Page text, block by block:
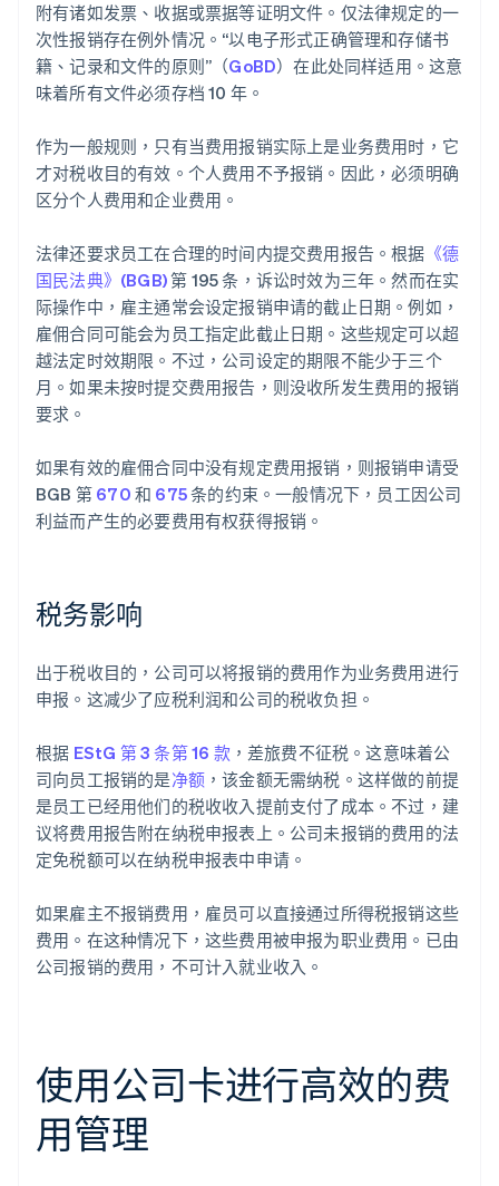
附有诸如发票、收据或票据等证明文件。仅法律规定的一
次性报销存在例外情况。“以电子形式正确管理和存储书
籍、记录和文件的原则”（GoBD）在此处同样适用。这意
味着所有文件必须存档 10 年。
作为一般规则，只有当费用报销实际上是业务费用时，它
才对税收目的有效。个人费用不予报销。因此，必须明确
区分个人费用和企业费用。
法律还要求员工在合理的时间内提交费用报告。根据 《德
国民法典》(BGB)第 195 条，诉讼时效为三年。然而在实
际操作中，雇主通常会设定报销申请的截止日期。例如，
雇佣合同可能会为员工指定此截止日期。这些规定可以超
越法定时效期限。不过，公司设定的期限不能少于三个
月。如果未按时提交费用报告，则没收所发生费用的报销
要求。
如果有效的雇佣合同中没有规定费用报销，则报销申请受
BGB 第 670 和 675条的约束。一般情况下，员工因公司
利益而产生的必要费用有权获得报销。
税务影响
出于税收目的，公司可以将报销的费用作为业务费用进行
申报。这减少了应税利润和公司的税收负担。
根据 EStG 第 3 条第 16 款，差旅费不征税。这意味着公
司向员工报销的是净额 ，该金额无需纳税。这样做的前提
是员工已经用他们的税收收入提前支付了成本。不过，建
议将费用报告附在纳税申报表上。公司未报销的费用的法
定免税额可以在纳税申报表中申请。
如果雇主不报销费用，雇员可以直接通过所得税报销这些
费用。在这种情况下，这些费用被申报为职业费用。已由
公司报销的费用，不可计入就业收入。
使用公司卡进行高效的费
用管理